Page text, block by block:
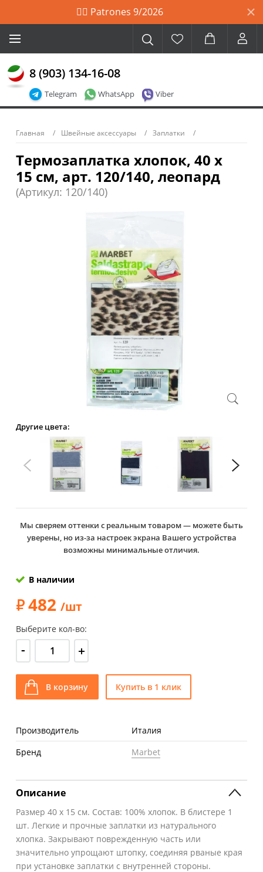
🙋‍♀️ Patrones 9/2026
Telegram WhatsApp Viber
8 (903) 134-16-08
Главная Швейные аксессуары Заплатки
Термозаплатка хлопок, 40 х
15 см, арт. 120/140, леопард
(Артикул: 120/140)
Другие цвета:
Мы сверяем оттенки с реальным товаром — можете быть
уверены, но из-за настроек экрана Вашего устройства
возможны минимальные отличия.
В наличии
482 /шт
Выберите кол-во:
- +
В корзину Купить в 1 клик
Производитель
Италия
Бренд
Marbet
Описание
Размер 40 х 15 см. Состав: 100% хлопок. В блистере 1
шт. Легкие и прочные заплатки из натурального
хлопка. Закрывают поврежденную часть или
значительно упрощают штопку, соединяя рваные края
при установке заплатки с внутренней стороны.